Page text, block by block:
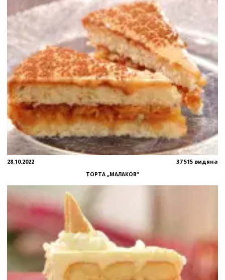
28.10.2022 37 515 видяна
ТОРТА „МАЛАКОВ“